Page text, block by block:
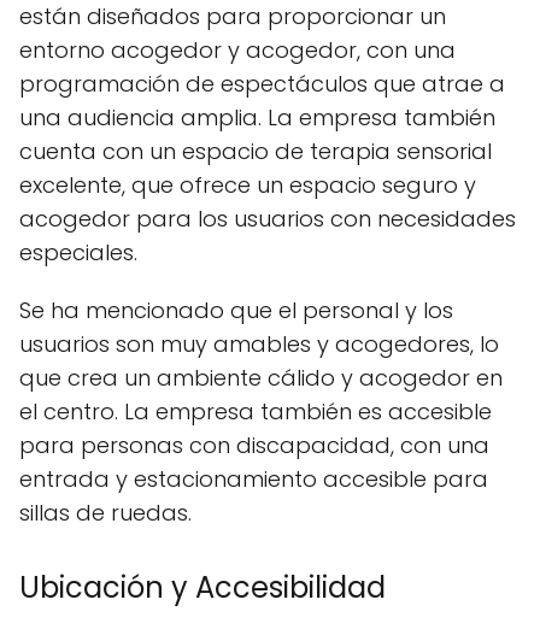
están diseñados para proporcionar un
entorno acogedor y acogedor, con una
programación de espectáculos que atrae a
una audiencia amplia. La empresa también
cuenta con un espacio de terapia sensorial
excelente, que ofrece un espacio seguro y
acogedor para los usuarios con necesidades
especiales.
Se ha mencionado que el personal y los
usuarios son muy amables y acogedores, lo
que crea un ambiente cálido y acogedor en
el centro. La empresa también es accesible
para personas con discapacidad, con una
entrada y estacionamiento accesible para
sillas de ruedas.
Ubicación y Accesibilidad